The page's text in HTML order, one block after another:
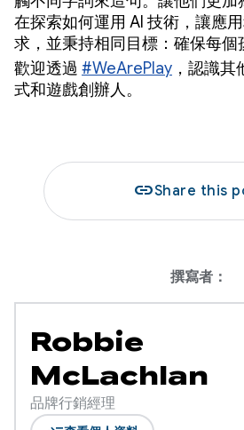
在探索如何運用 AI 技術，讓應
求，並秉持相同目標：確保每個
歡迎透過 #WeArePlay ，認識
式和遊戲創辦人。
linkShare this
撰寫者：
Robbie
McLachlan
品牌行銷經理